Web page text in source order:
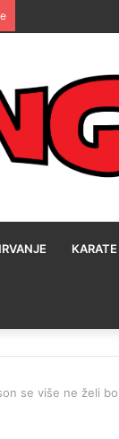
KARATE
se više ne želi